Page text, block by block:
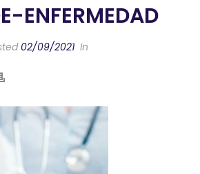
ENFERMEDAD
02/09/2021 In